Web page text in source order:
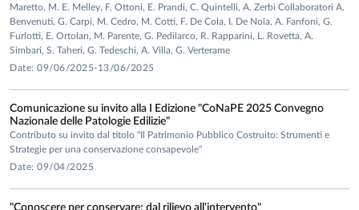
Maretto, M. E. Melley, F. Ottoni, E. Prandi, C. Quintelli, A. Zerbi Collaboratori A.
Benvenuti, G. Carpi, M. Cedro, M. Cotti, F. De Cola, I. De Noia, A. Fanfoni, G.
Furlotti, E. Ortolan, M. Parente, G. Pedilarco, R. Rapparini, L. Rovetta, A.
Simbari, S. Taheri, G. Tedeschi, A. Villa, G. Verterame
Date: 09/06/2025-13/06/2025
Comunicazione su invito alla I Edizione "CoNaPE 2025 Convegno
Nazionale delle Patologie Edilizie"
Contributo su invito dal titolo "Il Patrimonio Pubblico Costruito: Strumenti e
Strategie per una conservazione consapevole"
Date: 09/04/2025
"Conoscere per conservare: dal rilievo all'intervento"